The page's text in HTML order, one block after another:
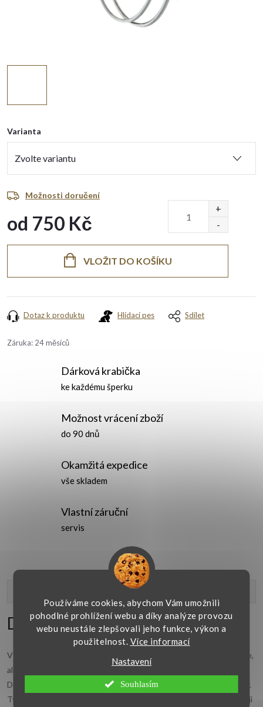
Používáme cookies, abychom Vám umožnili
pohodlné prohlížení webu a díky analýze provozu
webu neustále zlepšovali jeho funkce, výkon a
použitelnost. Více informací
Nastavení
Souhlasím
Varianta
Možnosti doručení
od 750 Kč
VLOŽIT DO KOŠÍKU
Dotaz k produktu Hlídací pes Sdílet
Záruka: 24 měsíců
Dárková krabička
ke každému šperku
Možnost vrácení zboží
do 90 dnů
Okamžitá expedice
vše skladem
Vlastní záruční
servis
Detailní popis produktu
V dávných dobách
zvýrazňovaly nejen krásu a tvar obličeje,
ale také původ, společenské postavení a životní postoj majitelky.
Dnes jsou náušnice hlavně doplňkem a běžnou součástí každé ženy.
Tyto námi nabízené náušnice jsou vyrobeny ze s
. Rozšiřte svoji